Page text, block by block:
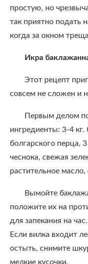
простую, но
так приятно подать
когда за окном
Икра
Этот рецепт
совсем не сложен и
Первым делом
ингредиенты: 3-4
болгарского перца,
чеснока, свежая
растительное
Вымойте
положите их на
для запекания на
Если вилка входит
остыть, снимите
мелкие кусочки.